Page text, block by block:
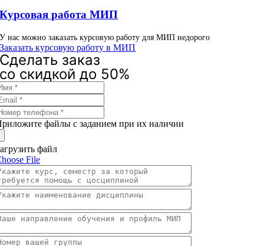
Курсовая работа МИП
У нас можно заказать курсовую работу для МИП недорого
Заказать курсовую работу в МИП
Сделать заказ
со скидкой до 50%
файлы с заданием при их наличии
файл
File